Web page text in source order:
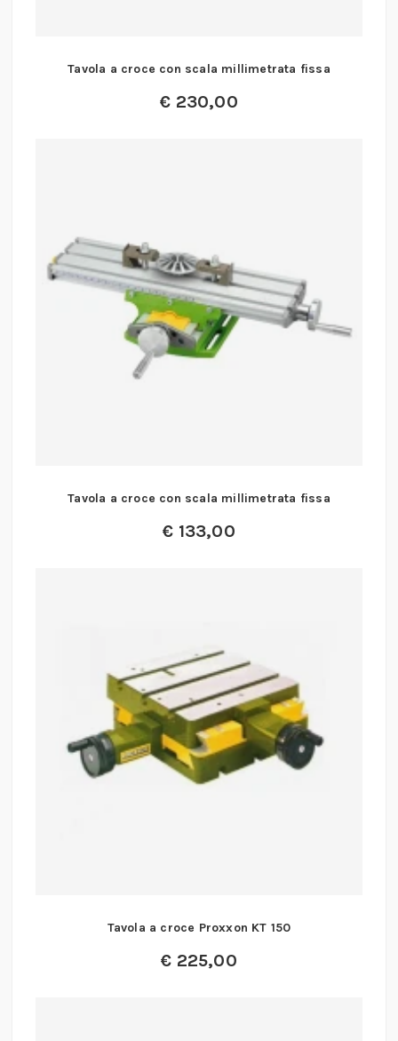
Tavola a croce con scala millimetrata fissa
€ 230,00
Tavola a croce con scala millimetrata fissa
€ 133,00
Tavola a croce Proxxon KT 150
€ 225,00